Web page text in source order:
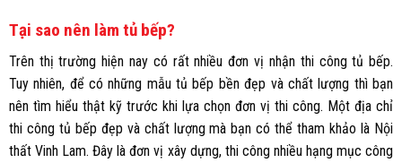
Tại sao nên làm tủ bếp?
Trên thị trường hiện nay có rất nhiều đơn vị nhận thi công tủ bếp.
Tuy nhiên, để có những mẫu tủ bếp bền đẹp và chất lượng thì bạn
nên tìm hiểu thật kỹ trước khi lựa chọn đơn vị thi công. Một địa chỉ
thi công tủ bếp đẹp và chất lượng mà bạn có thể tham khảo là Nội
thất Vinh Lam. Đây là đơn vị xây dựng, thi công nhiều hạng mục công